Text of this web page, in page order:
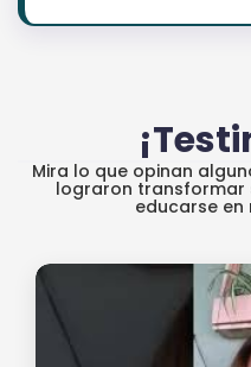
Mira lo que opinan
lograron transformar
educarse